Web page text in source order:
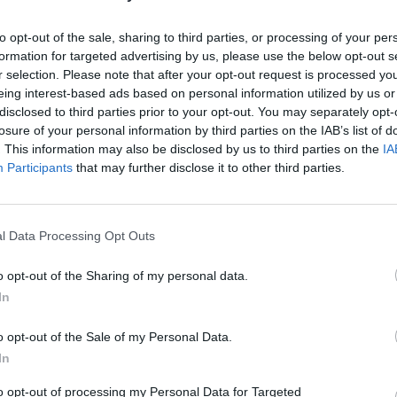
opt-out of the sale, sharing to third parties, or processing of your
for targeted advertising by us, please use the below opt-out
selection. Please note that after your opt-out request is processed
interest-based ads based on personal information utilized by us
to third parties prior to your opt-out. You may separately
of your personal information by third parties on the IAB’s list of
This information may also be disclosed by us to third parties on the
Participants that may further disclose it to other third parties.
Data Processing Opt Outs
opt-out of the Sharing of my personal data.
opt-out of the Sale of my Personal Data.
opt-out of processing my Personal Data for Targeted
ΜΕΤΡΑΕΙ
στον αυχένα: 5 λάθη που
τον πόνο [φωτό]
πολύ χρόνο καθισμένοι μπροστά σε μια
ΑΝΑΚΟΥΦΙΣΗ